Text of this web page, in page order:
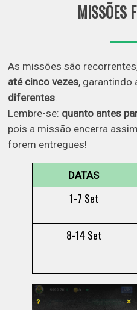
MISSÕES
As missões são
até cinco vezes, garantindo
diferentes.
Lembre-se: quanto antes
pois a missão encerra
forem entregues!
DATAS
1-7 Set
8-14 Set